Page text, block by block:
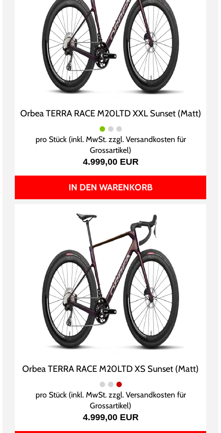
Orbea TERRA RACE M20LTD XXL Sunset (Matt)
pro Stück (inkl. MwSt. zzgl. Versandkosten für
Grossartikel)
4.999,00 EUR
IN DEN WARENKORB
Orbea TERRA RACE M20LTD XS Sunset (Matt)
pro Stück (inkl. MwSt. zzgl. Versandkosten für
Grossartikel)
4.999,00 EUR